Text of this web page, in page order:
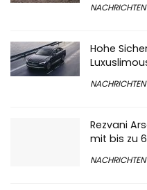
NACHRICHTEN
Hohe
NACHRICHTEN
Rezvani
mit bis zu
NACHRICHTEN